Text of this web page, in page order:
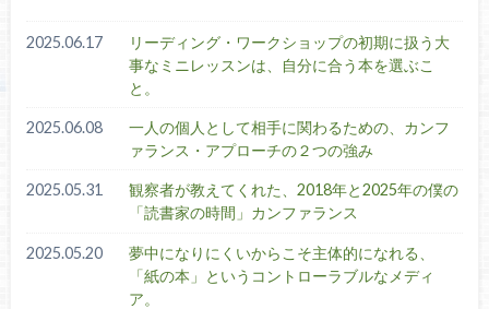
2025.06.17
リーディング・ワークショップの初期に扱う大
事なミニレッスンは、自分に合う本を選ぶこ
と。
2025.06.08
一人の個人として相手に関わるための、カンフ
ァランス・アプローチの２つの強み
2025.05.31
観察者が教えてくれた、2018年と2025年の僕の
「読書家の時間」カンファランス
2025.05.20
夢中になりにくいからこそ主体的になれる、
「紙の本」というコントローラブルなメディ
ア。